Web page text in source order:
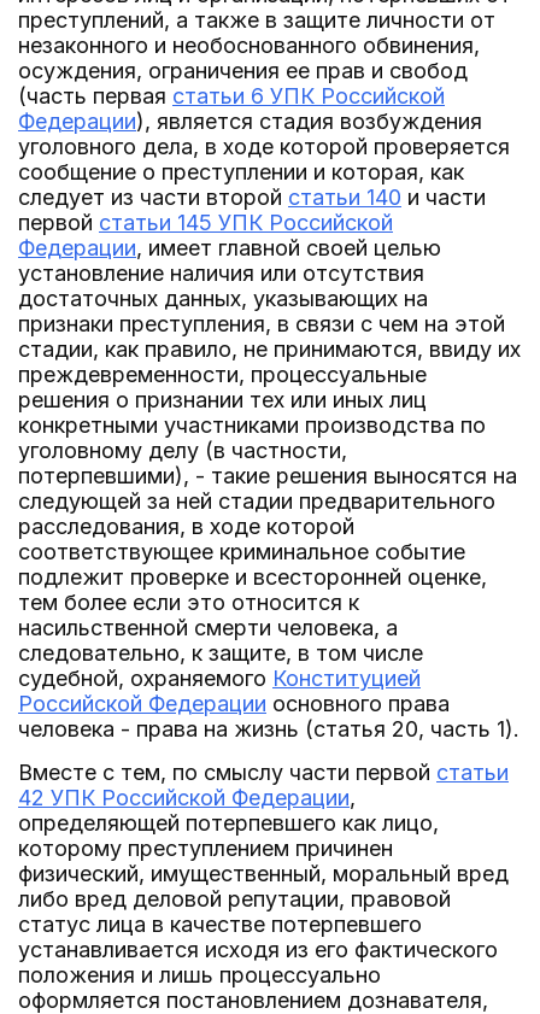
преступлений, а также в защите личности от
незаконного и необоснованного обвинения,
осуждения, ограничения ее прав и свобод
(часть первая статьи 6 УПК Российской
Федерации), является стадия возбуждения
уголовного дела, в ходе которой проверяется
сообщение о преступлении и которая, как
следует из части второй статьи 140 и части
первой статьи 145 УПК Российской
Федерации, имеет главной своей целью
установление наличия или отсутствия
достаточных данных, указывающих на
признаки преступления, в связи с чем на этой
стадии, как правило, не принимаются, ввиду их
преждевременности, процессуальные
решения о признании тех или иных лиц
конкретными участниками производства по
уголовному делу (в частности,
потерпевшими), - такие решения выносятся на
следующей за ней стадии предварительного
расследования, в ходе которой
соответствующее криминальное событие
подлежит проверке и всесторонней оценке,
тем более если это относится к
насильственной смерти человека, а
следовательно, к защите, в том числе
судебной, охраняемого Конституцией
Российской Федерации основного права
человека - права на жизнь (статья 20, часть 1).
Вместе с тем, по смыслу части первой статьи
42 УПК Российской Федерации,
определяющей потерпевшего как лицо,
которому преступлением причинен
физический, имущественный, моральный вред
либо вред деловой репутации, правовой
статус лица в качестве потерпевшего
устанавливается исходя из его фактического
положения и лишь процессуально
оформляется постановлением дознавателя,